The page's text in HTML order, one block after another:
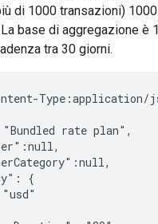
di 1000 transazioni)
base di aggregazione è
tra 30 giorni.
Type:application/
rate plan",
{